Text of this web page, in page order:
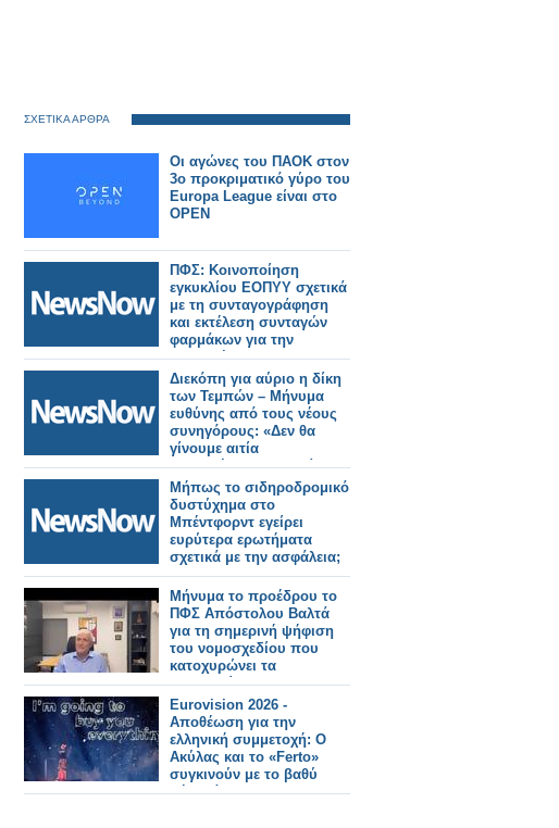
ΣΧΕΤΙΚΑ ΑΡΘΡΑ
Οι αγώνες του ΠΑΟΚ στον
3ο προκριματικό γύρο του
Europa League είναι στο
OPEN
ΠΦΣ: Κοινοποίηση
εγκυκλίου ΕΟΠΥΥ σχετικά
με τη συνταγογράφηση
και εκτέλεση συνταγών
φαρμάκων για την
εξυπηρέτηση των
διακινούμενων πολιτών
Διεκόπη για αύριο η δίκη
των Τεμπών – Μήνυμα
ευθύνης από τους νέους
συνηγόρους: «Δεν θα
γίνουμε αιτία
καθυστέρησης της δίκης»
Μήπως το σιδηροδρομικό
δυστύχημα στο
Μπέντφορντ εγείρει
ευρύτερα ερωτήματα
σχετικά με την ασφάλεια;
Μήνυμα το προέδρου το
ΠΦΣ Απόστολου Βαλτά
για τη σημερινή ψήφιση
του νομοσχεδίου που
κατοχυρώνει τα
φαρμακεία μας
Eurovision 2026 -
Αποθέωση για την
ελληνική συμμετοχή: Ο
Ακύλας και το «Ferto»
συγκινούν με το βαθύ
μήνυμά τους